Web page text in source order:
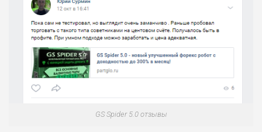
БЮДЖЕТ: НИЗКИЙ
ВСЕМ
РИСКИ: НИЗКИЕ
ДОХОД: СРЕДНИЙ
GS Spider 5.0 отзывы